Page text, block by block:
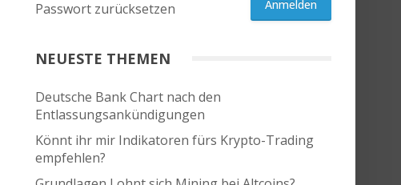
Anmelden
Passwort zurücksetzen
NEUESTE THEMEN
Deutsche Bank Chart nach den
Entlassungsankündigungen
Könnt ihr mir Indikatoren fürs Krypto-Trading
empfehlen?